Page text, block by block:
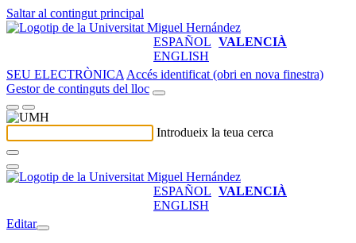
Saltar al contingut principal
ESPAÑOL VALENCIÀ
ENGLISH
SEU ELECTRÒNICA Accés identificat (obri en nova finestra)
Gestor de continguts del lloc
Introdueix la teua cerca
ESPAÑOL VALENCIÀ
ENGLISH
Editar